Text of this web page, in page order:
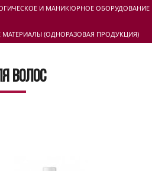
И МАНИКЮРНОЕ ОБОРУДОВАНИЕ
МАТЕРИАЛЫ (ОДНОРАЗОВАЯ ПРОДУКЦИЯ)
волос